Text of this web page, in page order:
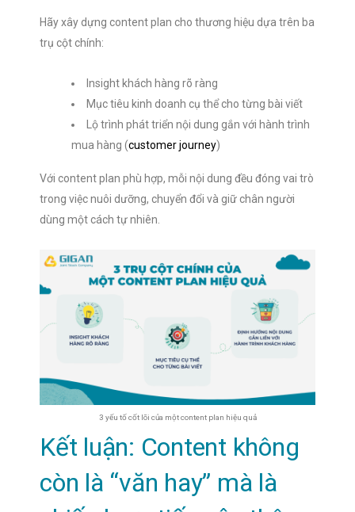
Hãy xây dựng content plan cho thương hiệu dựa trên ba
trụ cột chính:
Insight khách hàng rõ ràng
Mục tiêu kinh doanh cụ thể cho từng bài viết
Lộ trình phát triển nội dung gắn với hành trình
mua hàng (customer journey)
Với content plan phù hợp, mỗi nội dung đều đóng vai trò
trong việc nuôi dưỡng, chuyển đổi và giữ chân người
dùng một cách tự nhiên.
3 yếu tố cốt lõi của một content plan hiệu quả
Kết luận: Content không
còn là “văn hay” mà là